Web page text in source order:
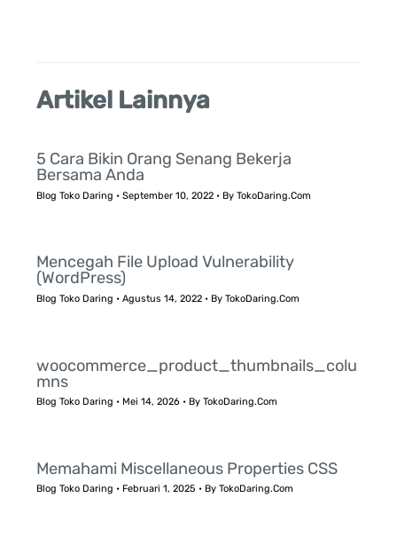
Artikel Lainnya
5 Cara Bikin Orang Senang Bekerja
Bersama Anda
Blog Toko Daring •September 10, 2022 • ByTokoDaring.Com
Mencegah File Upload Vulnerability
(WordPress)
Blog Toko Daring •Agustus 14, 2022 • ByTokoDaring.Com
woocommerce_product_thumbnails_colu
mns
Blog Toko Daring • Mei 14, 2026 • ByTokoDaring.Com
Memahami Miscellaneous Properties CSS
Blog Toko Daring • Februari 1, 2025 • ByTokoDaring.Com